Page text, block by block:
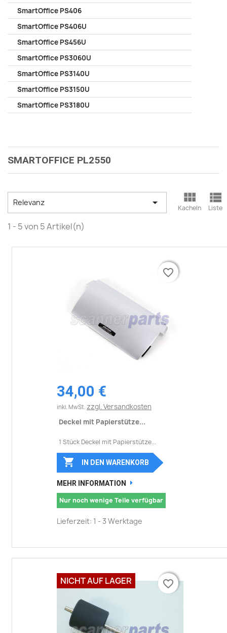
SmartOffice PS406
SmartOffice PS406U
SmartOffice PS456U
SmartOffice PS3060U
SmartOffice PS3140U
SmartOffice PS3150U
SmartOffice PS3180U
SMARTOFFICE PL2550
Relevanz  
Kacheln

Liste
1 - 5 von 5 Artikel(n)
34,00 €
inkl. MwSt. zzgl. Versandkosten
Deckel mit Papierstütze...
1 Stück Deckel mit Papierstütze...
favorite_border
 IN DEN WARENKORB
MEHR INFORMATION
Nur noch wenige Teile verfügbar
Lieferzeit: 1 - 3 Werktage
favorite_border
favorite_border
NICHT AUF LAGER favorite_border